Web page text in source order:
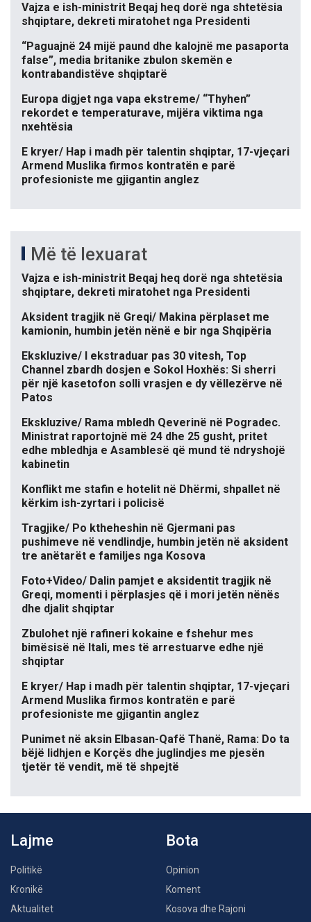
Vajza e ish-ministrit Beqaj heq dorë nga shtetësia
shqiptare, dekreti miratohet nga Presidenti
“Paguajnë 24 mijë paund dhe kalojnë me pasaporta
false”, media britanike zbulon skemën e
kontrabandistëve shqiptarë
Europa digjet nga vapa ekstreme/ “Thyhen”
rekordet e temperaturave, mijëra viktima nga
nxehtësia
E kryer/ Hap i madh për talentin shqiptar, 17-vjeçari
Armend Muslika firmos kontratën e parë
profesioniste me gjigantin anglez
Më të lexuarat
Vajza e ish-ministrit Beqaj heq dorë nga shtetësia
shqiptare, dekreti miratohet nga Presidenti
Aksident tragjik në Greqi/ Makina përplaset me
kamionin, humbin jetën nënë e bir nga Shqipëria
Ekskluzive/ I ekstraduar pas 30 vitesh, Top
Channel zbardh dosjen e Sokol Hoxhës: Si sherri
për një kasetofon solli vrasjen e dy vëllezërve në
Patos
Ekskluzive/ Rama mbledh Qeverinë në Pogradec.
Ministrat raportojnë më 24 dhe 25 gusht, pritet
edhe mbledhja e Asamblesë që mund të ndryshojë
kabinetin
Konflikt me stafin e hotelit në Dhërmi, shpallet në
kërkim ish-zyrtari i policisë
Tragjike/ Po ktheheshin në Gjermani pas
pushimeve në vendlindje, humbin jetën në aksident
tre anëtarët e familjes nga Kosova
Foto+Video/ Dalin pamjet e aksidentit tragjik në
Greqi, momenti i përplasjes që i mori jetën nënës
dhe djalit shqiptar
Zbulohet një rafineri kokaine e fshehur mes
bimësisë në Itali, mes të arrestuarve edhe një
shqiptar
E kryer/ Hap i madh për talentin shqiptar, 17-vjeçari
Armend Muslika firmos kontratën e parë
profesioniste me gjigantin anglez
Punimet në aksin Elbasan-Qafë Thanë, Rama: Do ta
bëjë lidhjen e Korçës dhe juglindjes me pjesën
tjetër të vendit, më të shpejtë
Lajme
Politikë
Kronikë
Aktualitet
Bota
Opinion
Koment
Kosova dhe Rajoni